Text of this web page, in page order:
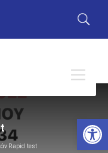
Rapid test